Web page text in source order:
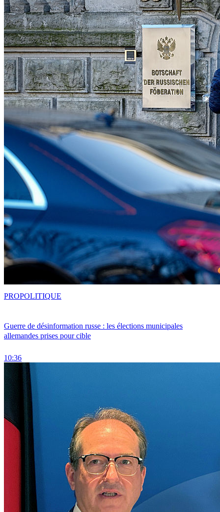
Guerre de désinformation russe : les élections municipales
allemandes prises pour cible
10:36
PROPOLITIQUE